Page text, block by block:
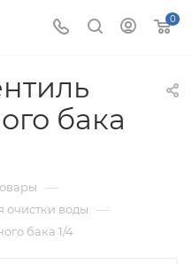
0
бака
—
очистки воды —
бака 1/4